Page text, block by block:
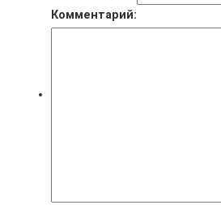
Комментарий: